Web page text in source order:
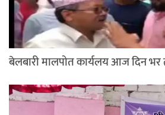
बेलबारी मालपोत कार्यलय आज दिन भर